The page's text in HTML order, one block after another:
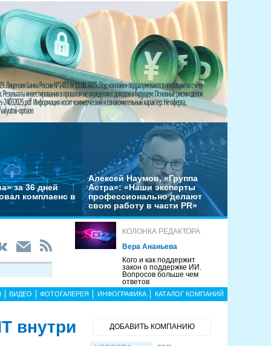
за 36 дней
комплаенс в
Алексей Наумов, «Группа
Астра»: «Наши эксперты
профессионально делают
свою работу в части PR»
КОЛОНКА РЕДАКТОРА
Вера Ананьева
Кого и как поддержит
закон о поддержке ИИ.
Вопросов больше чем
ответов
ВИДЕО ФОТОГАЛЕРЕЯ ИНФОГРАФИКА КАТАЛОГ КОМПАНИЙ
внутри ДОБАВИТЬ КОМПАНИЮ